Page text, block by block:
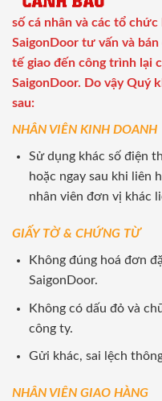
số cá nhân và các tổ
SaigonDoor tư vấn và
tế giao đến công trình lại
SaigonDoor. Do vậy Quý
sau:
NHÂN VIÊN KINH DOANH
Sử dụng khác số điện
hoặc ngay sau khi liên
nhân viên đơn vị khác
GIẤY TỜ & CHỨNG TỪ
Không đúng hoá đơn
SaigonDoor.
Không có dấu đỏ và
công ty.
Gửi khác, sai lệch
NHÂN VIÊN GIAO HÀNG